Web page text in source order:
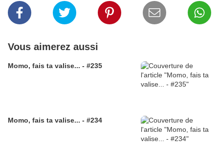
Vous aimerez aussi
Momo, fais ta valise... - #235
Momo, fais ta valise... - #234